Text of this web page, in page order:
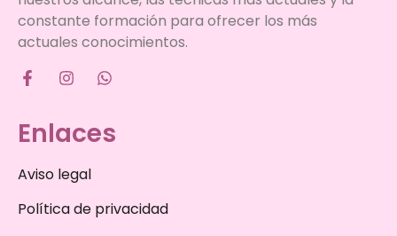
constante formación para ofrecer los más
actuales conocimientos.
Enlaces
Aviso legal
Política de privacidad